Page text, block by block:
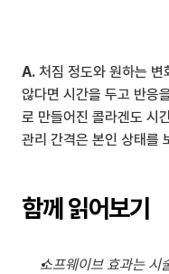
A. 처짐 정도와 원하는 변
않다면 시간을 두고 반응
로 만들어진 콜라겐도 시
관리 간격은 본인 상태를
함께 읽어보기
소프웨이브 효과는 시